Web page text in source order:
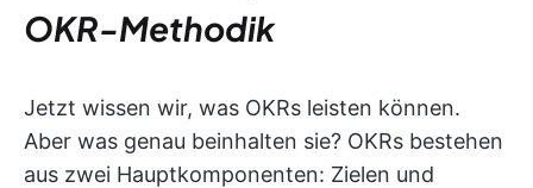
OKR-Methodik
Jetzt wissen wir, was OKRs leisten können.
Aber was genau beinhalten sie? OKRs bestehen
aus zwei Hauptkomponenten: Zielen und